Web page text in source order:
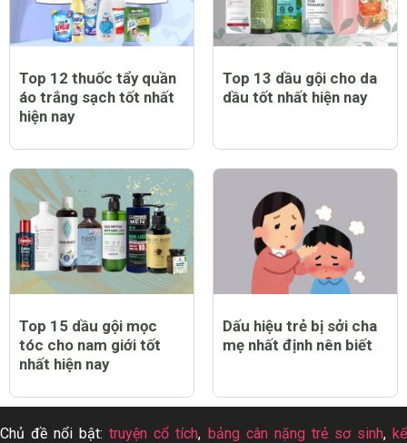
Top 12 thuốc tẩy quần
áo trắng sạch tốt nhất
hiện nay
Top 13 dầu gội cho da
dầu tốt nhất hiện nay
Top 15 dầu gội mọc
tóc cho nam giới tốt
nhất hiện nay
Dấu hiệu trẻ bị sởi cha
mẹ nhất định nên biết
Chủ đề nổi bật:truyện cổ tích, bảng cân nặng trẻ sơ sinh,kể